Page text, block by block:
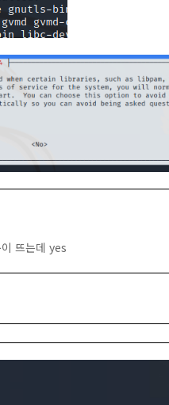
뜨는데 yes